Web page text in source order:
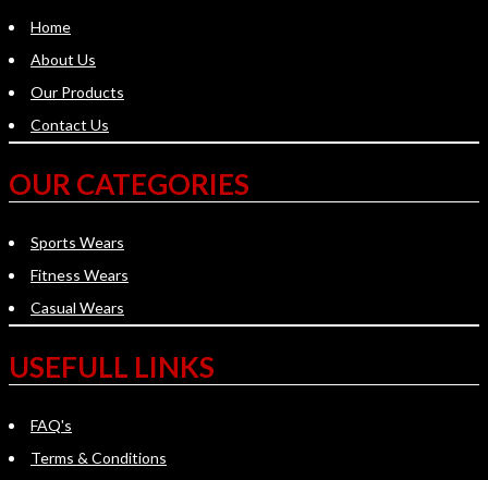
Home
About Us
Our Products
Contact Us
OUR CATEGORIES
Sports Wears
Fitness Wears
Casual Wears
USEFULL LINKS
FAQ's
Terms & Conditions